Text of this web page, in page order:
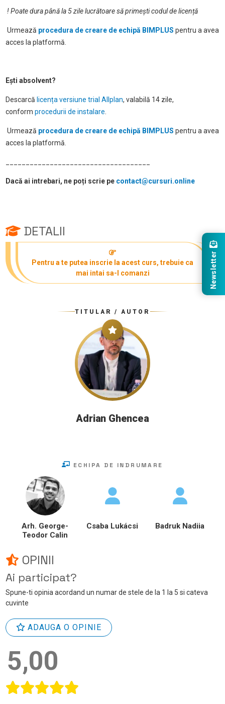
! Poate dura până la 5 zile lucrătoare să primești codul de licență
Urmează procedura de creare de echipă BIMPLUS pentru a avea
acces la platformă.
Ești absolvent?
Descarcă licența versiune trial Allplan, valabilă 14 zile,
conform procedurii de instalare
Urmează procedura de creare de echipă BIMPLUS pentru a avea
acces la platformă.
Dacă ai intrebari, ne poți scrie pe contact@cursuri.online
DETALII
Pentru a te putea inscrie la acest curs, trebuie ca
mai intai sa-l comanzi
TITULAR / AUTOR
Adrian Ghencea
ECHIPA DE INDRUMARE
Arh. George-
Teodor Calin
Csaba Lukácsi Badruk Nadiia
OPINII
Ai participat?
Spune-ti opinia acordand un numar de stele de la 1 la 5 si cateva
cuvinte
ADAUGA O OPINIE
5,00
Newsletter